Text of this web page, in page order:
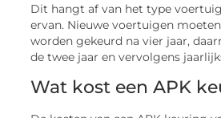
Dit hangt af van het type
ervan. Nieuwe voertuigen
worden gekeurd na vier jaar,
de twee jaar en vervolgens
Wat kost een APK
De kosten van een APK keuring